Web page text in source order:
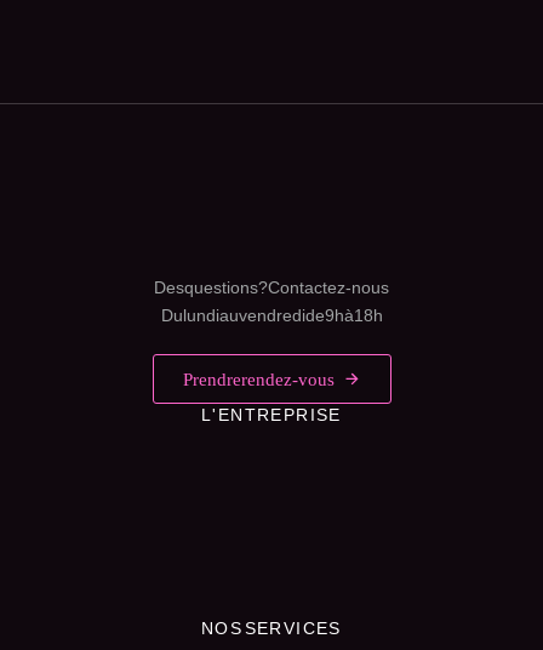
Des questions ? Contactez-nous
Du lundi au vendredi de 9h à 18h
Prendre rendez-vous
L'ENTREPRISE
NOS SERVICES